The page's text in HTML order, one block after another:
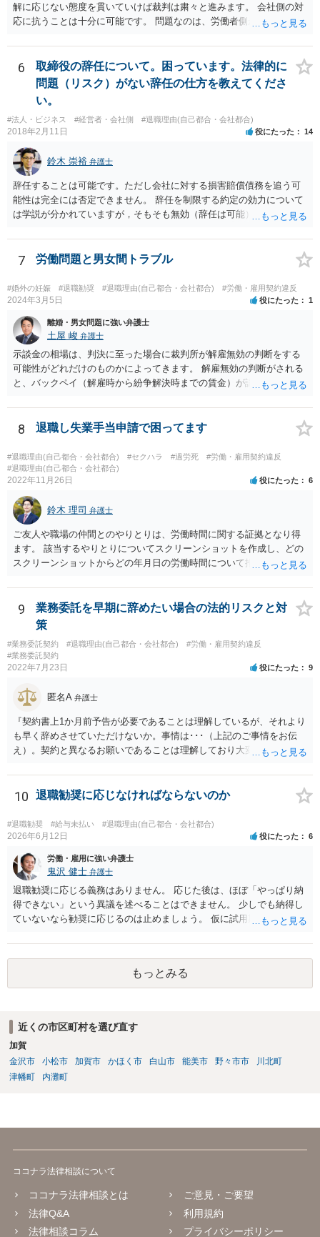
解に応じない態度を貫いていけば裁判は粛々と進みます。 会社側の対
応に抗うことは十分に可能です。 問題なのは、労働者側が「争わな
6
取締役の辞任について。困っています。法律的に
問題（リスク）がない辞任の仕方を教えてくださ
い。
#法人・ビジネス #経営者・会社側 #退職理由(自己都合・会社都合)
2018年2月11日 役にたった 14
鈴木 崇裕 弁護士
辞任することは可能です。ただし会社に対する損害賠償債務を追う可
能性は完全には否定できません。 辞任を制限する約定の効力について
は学説が分かれていますが，そもそも無効（辞任は可能）と考える説
る可能性があると考える説が有力です。 ただし，いずれの説をとった
場合でも，会社にとって「不利な時期」に辞任したときは，「やむを
得ない事由」がない限り，会社の損害を賠償しなければならなくなり
ます。 健康上の理由は「やむを得ない事由」の典型ですが，程度によ
って異なります。 子会社の代表取締役が辞任を認めてくれるのであれ
ば，少なくとも法律上は，親会社（子会社にとっての株主）の承諾は
必要ありません。 なお，子会社の代表取締役には，取締役辞任の登記
をしてもらわなければなりません。 親会社が株主代表訴訟を提起する
ことは理論上可能ですが，あなたに対して追及できる責任は，あなた
自身が会社に対して追う責任（例えば任務懈怠責任）の範囲に留まり
ます。子会社の負債をあなたに負わせることはできません。 実際上問
いてくれないと，辞任の登記をするためには，最終的には訴訟を提起
7 労働問題と男女間トラブル
#婚外の妊娠 #退職勧奨 #退職理由(自己都合・会社都合) #労働・雇用契約違反
2024年3月5日 役にたった 1
離婚・男女問題に強い弁護士
土屋 峻 弁護士
示談金の相場は、判決に至った場合に裁判所が解雇無効の判断をする
可能性がどれだけのものかによってきます。 解雇無効の判断がされる
と、バックペイ（解雇時から紛争解決時までの賃金）が認められるの
準となります。解決金の基準は、半年から１年程度の賃金相当額くら
いだと思います。 この件は、弁護士に具体的な内容について、ご相談
8 退職し失業手当申請で困ってます
#退職理由(自己都合・会社都合) #セクハラ #過労死
#労働・雇用契約違反
#退職理由(自己都合・会社都合)
2022年11月26日 役にたった 6
鈴木 理司 弁護士
ご友人や職場の仲間とのやりとりは、労働時間に関する証拠となり得
ます。 該当するやりとりについてスクリーンショットを作成し、どの
スクリーンショットからどの年月日の労働時間について推定できるか
9
業務委託を早期に辞めたい場合の法的リスクと対
策
#業務委託契約 #退職理由(自己都合・会社都合)
#労働・雇用契約違反
#業務委託契約
2022年7月23日 役にたった 9
匿名A 弁護士
『契約書上1か月前予告が必要であることは理解しているが、それより
も早く辞めさせていただけないか。事情は･･･（上記のご事情をお伝
え）。契約と異なるお願いであることは理解しており大変申し訳ない
しょうか。 先方は事業の一環として業務委託をしていますので、契約
書の内容をベースに話をしてくるものと思います。 ですので、契約の
規定を理解していることを示した上で、それでもなお事情があるため
真摯にお願いしたい、とお伝えした方が、多少は話が進みやすいかと
思います。
10 退職勧奨に応じなければならないのか
#退職勧奨 #給与未払い #退職理由(自己都合・会社都合)
2026年6月12日 役にたった 6
労働・雇用に強い弁護士
鬼沢 健士 弁護士
退職勧奨に応じる義務はありません。 応じた後は、ほぼ「やっぱり納
得できない」という異議を述べることはできません。 少しでも納得し
ていないなら勧奨に応じるのは止めましょう。 仮に試用期間満了時に
もっとみる
近くの市区町村を選び直す
加賀
金沢市
小松市 加賀市 かほく市 白山市 能美市 野々市市
川北町
津幡町
内灘町
ココナラ法律相談について
ココナラ法律相談とは
法律Q&A
法律相談コラム
ご意見・ご要望
利用規約
プライバシーポリシー